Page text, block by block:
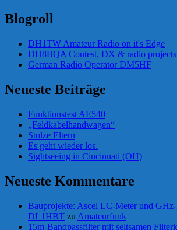
Blogroll
DH1TW Amateur Radio on it's Edge
DH8BQA Contest, DX & radio projects
German Radio Operator DM5HF
Neueste Beiträge
Funktionstest AE540
„Feldkabelhandwagen“
Stolze Eltern
Es geht wieder los.
Sightseeing in Cincinnati (OH)
Neueste Kommentare
Bauprojekte: Ascel LC-Meter und GHz-
DL1HBT zu Amateurfunk
15m-Bandpassfilter mit seltsamen